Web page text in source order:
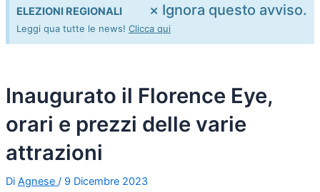
ELEZIONI REGIONALI
Leggi qua tutte le news! Clicca qui
× Ignora questo avviso.
Inaugurato il Florence Eye,
orari e prezzi delle varie
attrazioni
Di Agnese / 9 Dicembre 2023